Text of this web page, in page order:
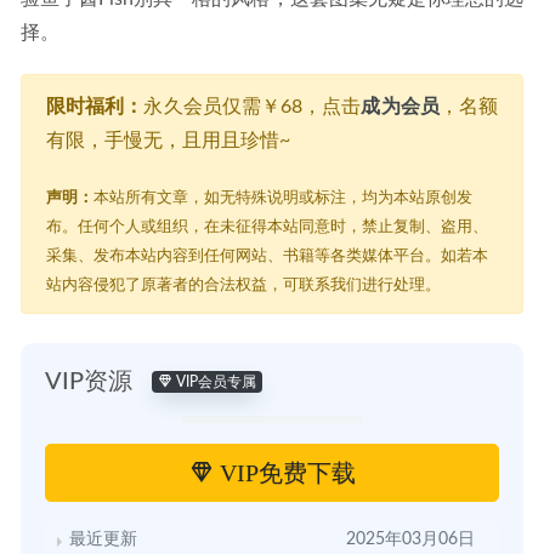
择。
限时福利： 永久会员仅需￥68，点击成为会员 ，名额
有限，手慢无，且用且珍惜~
声明： 本站所有文章，如无特殊说明或标注，均为本站原创发
布。任何个人或组织，在未征得本站同意时，禁止复制、盗用、
采集、发布本站内容到任何网站、书籍等各类媒体平台。如若本
站内容侵犯了原著者的合法权益，可联系我们进行处理。
VIP资源 VIP会员专属
VIP免费下载
最近更新 2025年03月06日